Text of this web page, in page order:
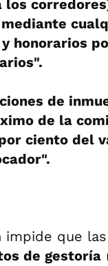
los
honorarios
de
de la
ciento del
impide que
de gestoría